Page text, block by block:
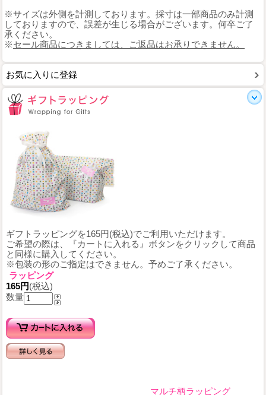
※サイズは外側を計測しております。採寸は一部商品のみ計測
しておりますので、誤差が生じる場合がございます。何卒ご了
承ください。
※セール商品につきましては、ご返品はお承りできません。
お気に入りに登録
ギフトラッピングを165円(税込)でご利用いただけます。
ご希望の際は、『カートに入れる』ボタンをクリックして商品
と同様に購入してください。
※包装の形のご指定はできません。予めご了承ください。
ラッピング
165円(税込)
数量
マルチ柄ラッピング